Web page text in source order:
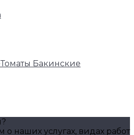
Томаты Бакинские
наших услугах, видах работ